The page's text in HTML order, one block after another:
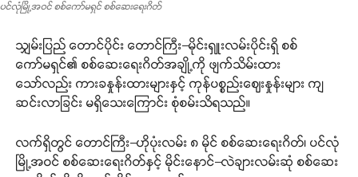
ပင်လုံမြို့အဝင် စစ်ကော်မရှင် စစ်ဆေးရေးဂိတ်
သျှမ်းပြည် တောင်ပိုင်း တောင်ကြီး–မိုင်းရှူးလမ်းပိုင်းရှိ စစ်
ကော်မရှင်၏ စစ်ဆေးရေးဂိတ်အချို့ကို ဖျက်သိမ်းထား
သော်လည်း ကားခနှုန်းထားများနှင့် ကုန်ပစ္စည်းဈေးနှုန်းများ ကျ
ဆင်းလာခြင်း မရှိသေးကြောင်း စုံစမ်းသိရသည်။
လက်ရှိတွင် တောင်ကြီး–ဟိုပုံးလမ်း ၈ မိုင် စစ်ဆေးရေးဂိတ်၊ ပင်လုံ
မြို့အဝင် စစ်ဆေးရေးဂိတ်နှင့် မိုင်းနောင်–လဲချားလမ်းဆုံ စစ်ဆေး